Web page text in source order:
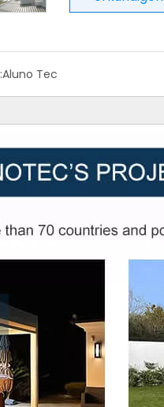
Aluno Tec